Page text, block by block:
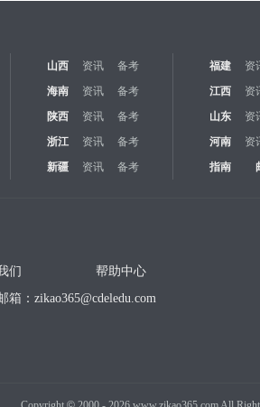
山西 资讯 备考 福建 资
海南 资讯 备考 江西 资
陕西 资讯 备考 山东 资
浙江 资讯 备考 河南 资
新疆 资讯 备考 指南
们
帮助中心
箱： zikao365@cdeledu.com